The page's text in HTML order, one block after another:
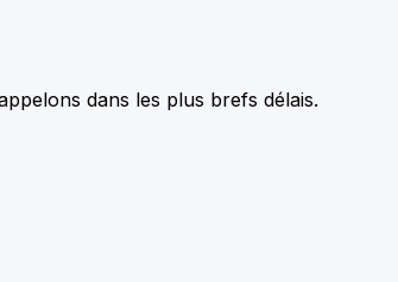
dans les plus brefs délais.